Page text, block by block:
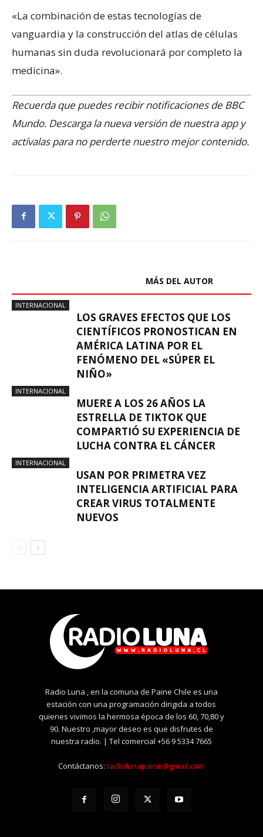
«La combinación de estas tecnologías de
vanguardia y la construcción del atlas de células
humanas sin duda revolucionará por completo la
medicina».
Recuerda que puedes recibir notificaciones de BBC
Mundo. Descarga la nueva versión de nuestra app y
actívalas para no perderte nuestro mejor contenido.
MÁS DEL AUTOR
INTERNACIONAL
LOS GRAVES EFECTOS QUE LOS
CIENTÍFICOS PRONOSTICAN EN
AMÉRICA LATINA POR EL
FENÓMENO DEL «SÚPER EL
NIÑO»
INTERNACIONAL
MUERE A LOS 26 AÑOS LA
ESTRELLA DE TIKTOK QUE
COMPARTIÓ SU EXPERIENCIA DE
LUCHA CONTRA EL CÁNCER
INTERNACIONAL
USAN POR PRIMETRA VEZ
INTELIGENCIA ARTIFICIAL PARA
CREAR VIRUS TOTALMENTE
NUEVOS
Radio Luna , en la comuna de Paine Chile es una
estación con una programación dirigida a todos
quienes vivimos la hermosa época de los 60, 70,80 y
90. Nuestro ,mayor deseo es que disfrutes de
nuestra radio. | Tel comercial +56 9 5334 7665
Contáctanos:radiolunapaine@gmail.com